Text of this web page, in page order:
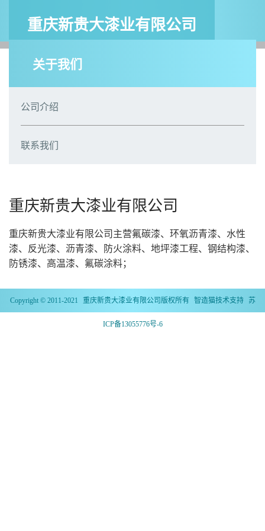
重庆新贵大漆业有限公司
关于我们
公司介绍
联系我们
重庆新贵大漆业有限公司
重庆新贵大漆业有限公司 主营氟碳漆、环氧沥青漆、水性
漆、反光漆、沥青漆、防火涂料、地坪漆工程、钢结构漆、
防锈漆、高温漆、氟碳涂料；
Copyright © 2011-2021 重庆新贵大漆业有限公司 版权所有 智造猫技术支持 苏
ICP备13055776号-6